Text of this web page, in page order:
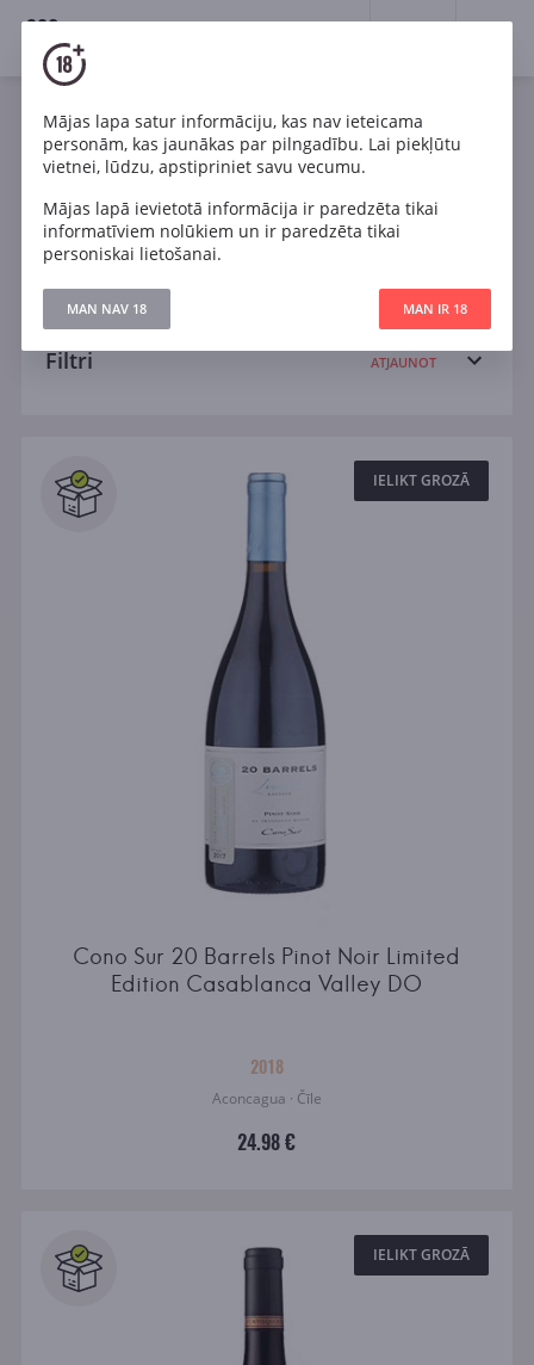
18+
Čīle Cabernet Sauvignon Chardonnay
Malbec Sauvignon Blanc Shiraz Sauss
Pussauss
Filtri ATJAUNOT
Visi IELIKT GROZĀ
Cono Sur 20 Barrels Pinot Noir Limited
Edition Casablanca Valley DO
2018
Aconcagua · Čīle
24.98 €
IELIKT GROZĀ
Mājas lapa satur informāciju, kas nav ieteicama
personām, kas jaunākas par pilngadību. Lai piekļūtu
vietnei, lūdzu, apstipriniet savu vecumu.
Mājas lapā ievietotā informācija ir paredzēta tikai
informatīviem nolūkiem un ir paredzēta tikai
personiskai lietošanai.
MAN NAV 18 MAN IR 18